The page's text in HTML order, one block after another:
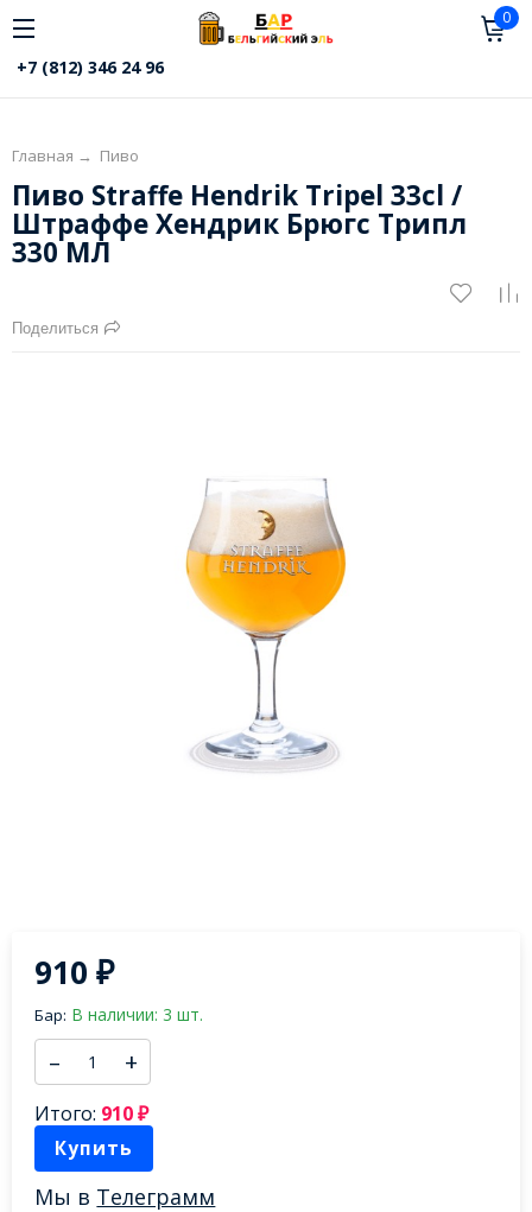
0
+7 (812) 346 24 96
Главная → Пиво
Пиво Straffe Hendrik Tripel 33cl /
Штраффе Хендрик Брюгс Трипл
330 МЛ
Поделиться
910₽
Бар: В наличии: 3 шт.
– +
Итого: 910₽
Купить
Мы в Телеграмм